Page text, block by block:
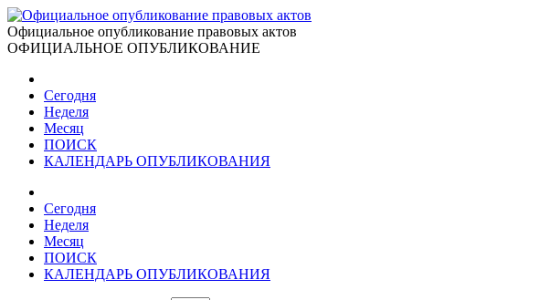
Официальное опубликование правовых актов
ОФИЦИАЛЬНОЕ ОПУБЛИКОВАНИЕ
Сегодня
Неделя
Месяц
ПОИСК
КАЛЕНДАРЬ ОПУБЛИКОВАНИЯ
Сегодня
Неделя
Месяц
ПОИСК
КАЛЕНДАРЬ ОПУБЛИКОВАНИЯ